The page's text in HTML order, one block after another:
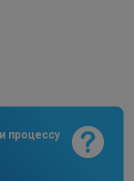
7P с электрожгутом
Bosal-VFM
процессу